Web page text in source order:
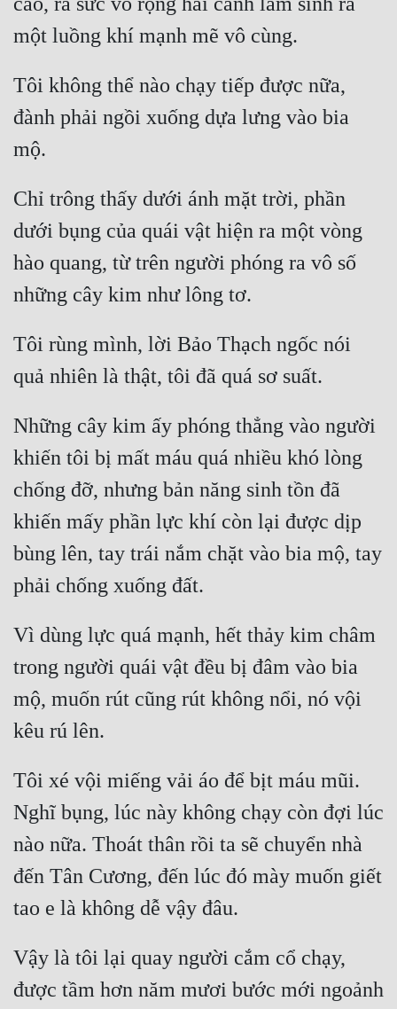
Tội Phạm
Vô Địch
Võ Hiệp
Võng Du
Xuyên Không
Xuyên Nhanh
Xuyên Sách
Xuyên Thư
Điền Văn
Đông Phương Huyền Huyễn
Đồng Nhân
Cẩu Đạo Trường Sinh
Truyện Nữ
Vô Địch Lưu
Đẹp Hiệp
Tính Cách Nhân Vật :
Cơ Trí
Sát Phạt Quyết Đoán
Tôi không thể nào chạy tiếp được nữa,
đành phải ngồi xuống dựa lưng vào bia
Chỉ trông thấy dưới ánh mặt trời, phần
dưới bụng của quái vật hiện ra một vòng
hào quang, từ trên người phóng ra vô số
Tôi rùng mình, lời Bảo Thạch ngốc nói
Những cây kim ấy phóng thẳng vào người
khiến tôi bị mất máu quá nhiều khó lòng
chống đỡ, nhưng bản năng sinh tồn đã
khiến mấy phần lực khí còn lại được dịp
bùng lên, tay trái nắm chặt vào bia mộ, tay
Vì dùng lực quá mạnh, hết thảy kim châm
trong người quái vật đều bị đâm vào bia
mộ, muốn rút cũng rút không nổi, nó vội
Tôi xé vội miếng vải áo để bịt máu mũi.
Nghĩ bụng, lúc này không chạy còn đợi lúc
nào nữa. Thoát thân rồi ta sẽ chuyển nhà
đến Tân Cương, đến lúc đó mày muốn giết
Vậy là tôi lại quay người cắm cổ chạy,
được tầm hơn năm mươi bước mới ngoảnh